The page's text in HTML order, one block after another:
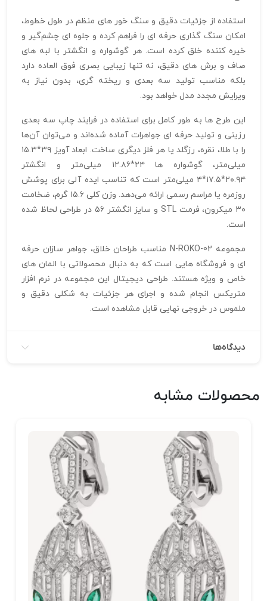
استفاده از جزئیات دقیق و سنگ‌ خور های منظم در طول خطوط،
امکان سنگ‌ گذاری حرفه‌ ای را فراهم کرده و جلوه‌ ای چشم‌گیر و
خیره‌ کننده خلق کرده است. هر گوشواره و انگشتر با لبه‌ های
صاف و برش‌ های دقیق، نه تنها زیبایی بصری فوق‌ العاده دارد
بلکه مناسب تولید سه‌ بعدی و ریخته‌ گری، بدون نیاز به
ویرایش مجدد مدل خواهد بود.
این طرح‌ ها به طور کامل برای استفاده در فرایند چاپ سه‌ بعدی
رزینی و تولید حرفه‌ ای جواهرات آماده شده‌اند و می‌توان آن‌ها
را با طلا، نقره، رزگلد یا هر فلز دیگری ساخت. ابعاد آویز ۳۹*۱۵.۳
میلی‌متر، گوشواره‌ ها ۲۴*۱۲.۸۶ میلی‌متر و انگشتر
۲۰.۹۴*۱۷.۵*۴ میلی‌متر است که تناسب ایده‌ آلی برای پوشش
روزمره یا مراسم رسمی ارائه می‌دهد. وزن کلی ۱۵.۶ گرم، ضخامت
۳۰ میکرون، فرمت STL و سایز انگشتر ۵۶ در طراحی لحاظ شده
است.
مجموعه N-ROKO-02 مناسب طراحان خلاق، جواهر سازان حرفه‌
ای و فروشگاه‌ هایی است که به دنبال محصولاتی با المان‌ های
خاص و ویژه هستند. طراحی دیجیتال این مجموعه در نرم‌ افزار
متریکس انجام شده و اجرای هر جزئیات به شکلی دقیق و
ملموس در خروجی نهایی قابل مشاهده است.
دیدگاه‌ها
محصولات مشابه